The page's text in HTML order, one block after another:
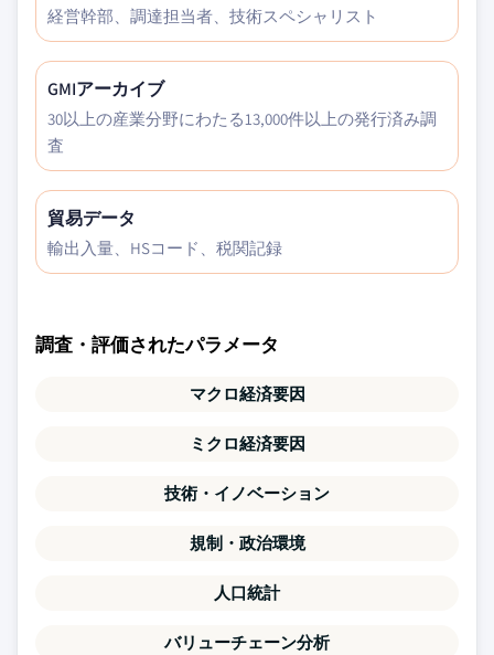
経営幹部、調達担当者、技術スペシャリスト
GMIアーカイブ
30以上の産業分野にわたる13,000件以上の発行済み調
査
貿易データ
輸出入量、HSコード、税関記録
調査・評価されたパラメータ
マクロ経済要因
ミクロ経済要因
技術・イノベーション
規制・政治環境
人口統計
バリューチェーン分析